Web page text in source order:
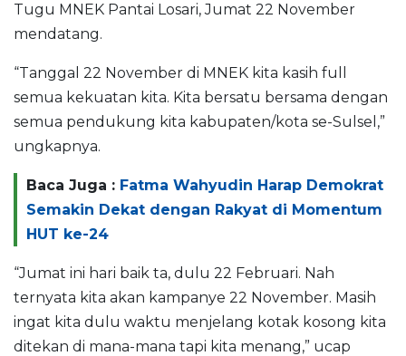
Tugu MNEK Pantai Losari, Jumat 22 November
mendatang.
“Tanggal 22 November di MNEK kita kasih full
semua kekuatan kita. Kita bersatu bersama dengan
semua pendukung kita kabupaten/kota se-Sulsel,”
ungkapnya.
Baca Juga : Fatma Wahyudin Harap Demokrat
Semakin Dekat dengan Rakyat di Momentum
HUT ke-24
“Jumat ini hari baik ta, dulu 22 Februari. Nah
ternyata kita akan kampanye 22 November. Masih
ingat kita dulu waktu menjelang kotak kosong kita
ditekan di mana-mana tapi kita menang,” ucap